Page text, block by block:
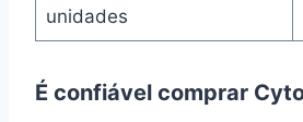
unidades
É confiável comprar